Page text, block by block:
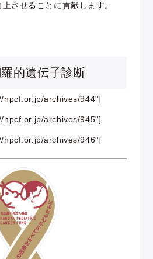
させることに貢献します。
的遺伝子診断
npcf.or.jp/archives/944"]
npcf.or.jp/archives/945"]
npcf.or.jp/archives/946"]